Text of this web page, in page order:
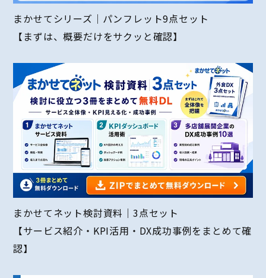
まかせてシリーズ｜パンフレット9点セット
【まずは、概要だけをサクッと確認】
まかせてネット検討資料｜3点セット
【サービス紹介・KPI活用・DX成功事例をまとめて確
認】